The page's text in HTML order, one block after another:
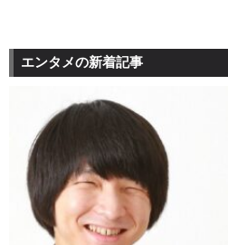
エンタメの新着記事